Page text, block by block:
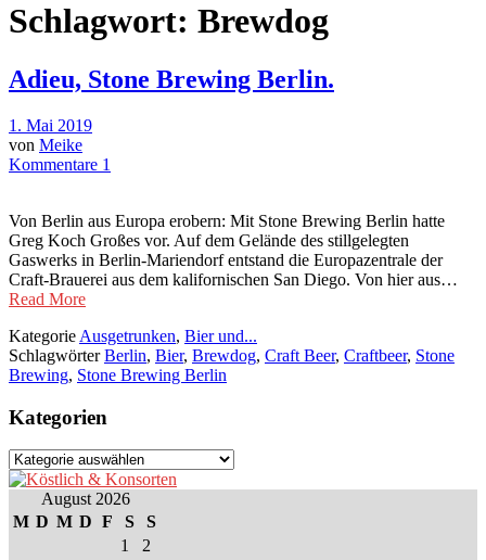
Schlagwort: Brewdog
Adieu, Stone Brewing Berlin.
1. Mai 2019
von Meike
Kommentare 1
Von Berlin aus Europa erobern: Mit Stone Brewing Berlin hatte
Greg Koch Großes vor. Auf dem Gelände des stillgelegten
Gaswerks in Berlin-Mariendorf entstand die Europazentrale der
Craft-Brauerei aus dem kalifornischen San Diego. Von hier aus…
Read More
Kategorie Ausgetrunken, Bier und...
SchlagwörterBerlin, Bier, Brewdog, Craft Beer, Craftbeer, Stone
Brewing, Stone Brewing Berlin
Kategorien
Kategorien
August 2026
M D M D F S
S
1
2